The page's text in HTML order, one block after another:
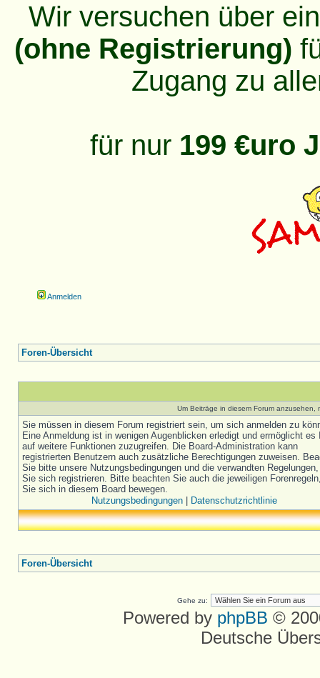
Wir versuchen über
(ohne Registrierung)
Zugang zu
für nur 199 €uro
Anmelden
Foren-Übersicht
Um Beiträge in diesem Forum
Sie müssen in diesem Forum registriert sein, um sich anmelden zu
Eine Anmeldung ist in wenigen Augenblicken erledigt und ermöglicht es
auf weitere Funktionen zuzugreifen. Die Board-Administration kann
registrierten Benutzern auch zusätzliche Berechtigungen zuweisen.
Sie bitte unsere Nutzungsbedingungen und die verwandten
Sie sich registrieren. Bitte beachten Sie auch die jeweiligen
Sie sich in diesem Board bewegen.
Nutzungsbedingungen| Datenschutzrichtlinie
Foren-Übersicht
Gehe zu:
Powered by phpBB ©
Deutsche